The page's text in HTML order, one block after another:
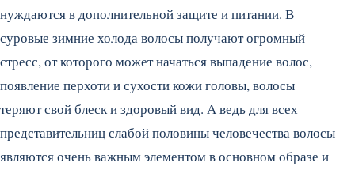
нуждаются в дополнительной защите и питании. В
суровые зимние холода волосы получают огромный
стресс, от которого может начаться выпадение волос,
появление перхоти и сухости кожи головы, волосы
теряют свой блеск и здоровый вид. А ведь для всех
представительниц слабой половины человечества волосы
являются очень важным элементом в основном образе и